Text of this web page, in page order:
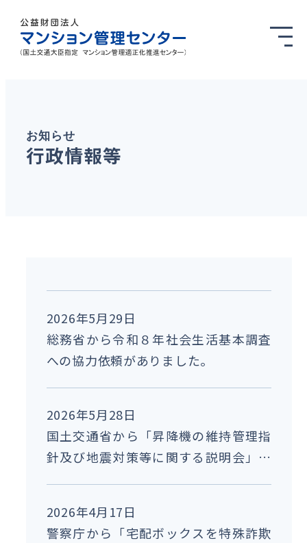
お知らせ
行政情報等
2026年5月29日
総務省から令和８年社会生活基本調査
への協力依頼がありました。
2026年5月28日
国土交通省から「昇降機の維持管理指
針及び地震対策等に関する説明会」の
2026年4月17日
警察庁から「宅配ボックスを特殊詐欺